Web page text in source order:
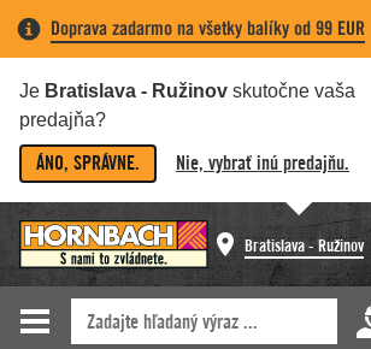
Doprava zadarmo na všetky balíky od 99 EUR
Je Bratislava - Ružinov skutočne vaša
predajňa?
ÁNO, SPRÁVNE. Nie, vybrať inú predajňu.
Bratislava - Ružinov